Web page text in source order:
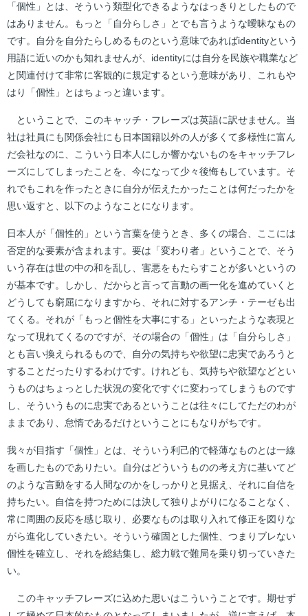
「個性」とは、そういう類型化できるようなはっきりとしたもので
はありません。もっと「自分らしさ」とでも言うような曖昧なもの
です。自分を自分たらしめるものという意味であればidentityという
用語に近いのかも知れませんが、identityには自分を民族や職業など
と関連付けて非常に客観的に規定するという意味があり、これもや
はり「個性」とはちょっと違います。
ということで、このキャッチ・フレーズは英語に訳せません。当
社は社員にも関係会社にも日本国籍以外の人が多くて多様性に富ん
だ会社なのに、こういう日本人にしか響かないものをキャッチフレ
ーズにしてしまったことを、今になって少々後悔もしています。そ
れでもこれを作ったときに自分が伝えたかったことは何だったかを
思い返すと、以下のようなことになります。
日本人が「個性的」という言葉を使うとき、多くの場合、ここには
否定的な要素が含まれます。要は「変わり者」ということで、そう
いう存在は世の中の和を乱し、害悪をもたらすことが多いというの
が基本です。しかし、だからと言って言動の画一化を進めていくと
どうしても窮屈になりますから、それに対するアンチ・テーゼも出
てくる。それが「もっと個性を大事にする」といったような表現と
なって現れてくるのですが、その場合の「個性」は「自分らしさ」
とも言い換えられるもので、自分の気持ちや欲望に忠実であろうと
することだったりするわけです。けれども、気持ちや欲望などとい
うものはちょっとした状況の変化ですぐに変わってしまうものです
し、そういうものに忠実であるということは往々にしてただのわが
ままであり、怠惰であるだけということにもなりがちです。
我々が目指す「個性」とは、そういう利己的で軽薄なものとは一線
を画したものでありたい。自分はどういうものの考え方に基いてど
のような言動をする人間なのかをしっかりと見据え、それに自信を
持ちたい。自信を持つためには決して独りよがりになることなく、
常に周囲の反応を感じ取り、必要なものは取り入れて修正を図りな
がら進化していきたい。そういう確固とした個性、つまりブレない
個性を確立し、それを総結集し、総力戦で難局を乗り切っていきた
い。
このキャッチフレーズに込めた思いはこういうことです。期せず